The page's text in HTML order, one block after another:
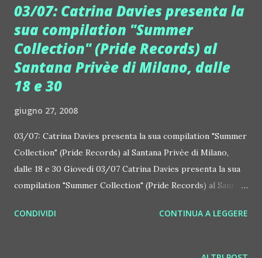
Peters 19 luglio Baia Imperiale - Gabicce (Rn). Dj Alex Miles
SALVACION IBIZA @ EL DIVINO OGNI MARTEDI' DAL 20/5
AL 16/09 2008: IL LATO CHIC E CHILL DI IBIZA E'
TRASGRESSIVO foto del party in hi res su
www.lorenzotiezzi.it DOWNLOAD Club Salvacion Ibiza
Salvacion Ibiza è il party Italian style che anima El Divino
ogni martedì notte già a partire dal 20/5 e fino a metà
continuano a non capire che i...
03/07: Catrina Davies presenta la
sua compilation "Summer
Collection" (Pride Records) al
Santana Privèe di Milano, dalle
18 e 30
giugno 27, 2008
03/07: Catrina Davies presenta la sua compilation "Summer
Collection" (Pride Records) al Santana Privèe di Milano,
dalle 18 e 30 Giovedì 03/07 Catrina Davies presenta la sua
compilation "Summer Collection" (Pride Records) al Santana
spazio Santana Privè, un club che funziona dall'aperitivo
CONDIVIDI CONTINUA A LEGGERE